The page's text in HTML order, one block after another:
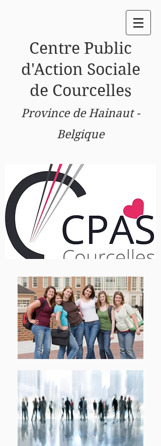
Centre Public
d'Action Sociale
de Courcelles
Province de Hainaut -
Belgique